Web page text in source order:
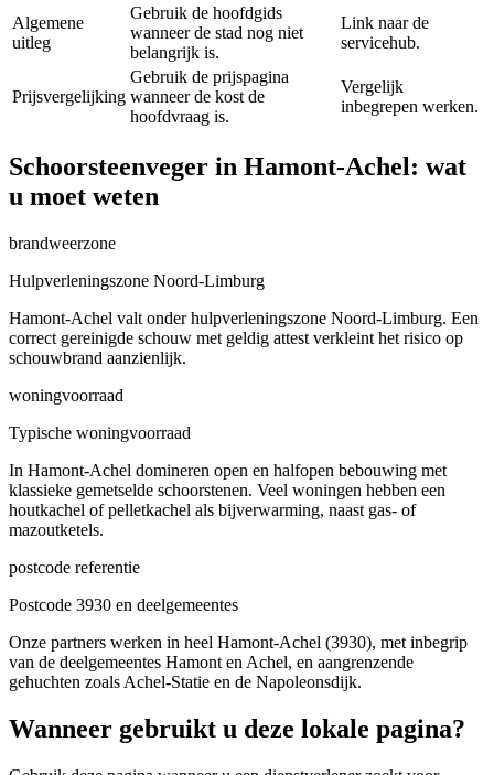
Algemene
uitleg
Gebruik de hoofdgids
wanneer de stad nog niet
belangrijk is.
Link naar de
servicehub.
Prijsvergelijking
Gebruik de prijspagina
wanneer de kost de
hoofdvraag is.
Vergelijk
inbegrepen werken.
Schoorsteenveger in Hamont-Achel: wat
u moet weten
brandweerzone
Hulpverleningszone Noord-Limburg
Hamont-Achel valt onder hulpverleningszone Noord-Limburg. Een
correct gereinigde schouw met geldig attest verkleint het risico op
schouwbrand aanzienlijk.
woningvoorraad
Typische woningvoorraad
In Hamont-Achel domineren open en halfopen bebouwing met
klassieke gemetselde schoorstenen. Veel woningen hebben een
houtkachel of pelletkachel als bijverwarming, naast gas- of
mazoutketels.
postcode referentie
Postcode 3930 en deelgemeentes
Onze partners werken in heel Hamont-Achel (3930), met inbegrip
van de deelgemeentes Hamont en Achel, en aangrenzende
gehuchten zoals Achel-Statie en de Napoleonsdijk.
Wanneer gebruikt u deze lokale pagina?